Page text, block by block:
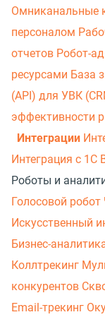
Омниканальные
персоналом
отчетов Робот-
ресурсами База
(API) для УВК
эффективности
Интеграции
Интеграция с 1С
Роботы и
Голосовой робот
Искусственный
Бизнес-
Коллтрекинг
конкурентов
Email-трекинг